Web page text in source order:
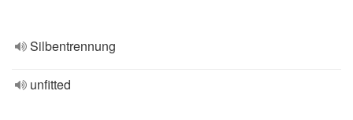
Silbentrennung
unfitted